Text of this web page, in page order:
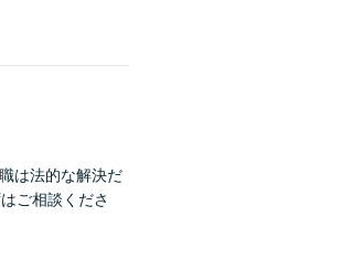
は法的な解決だ
ご相談くださ